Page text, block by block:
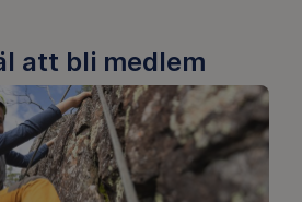
att bli medlem